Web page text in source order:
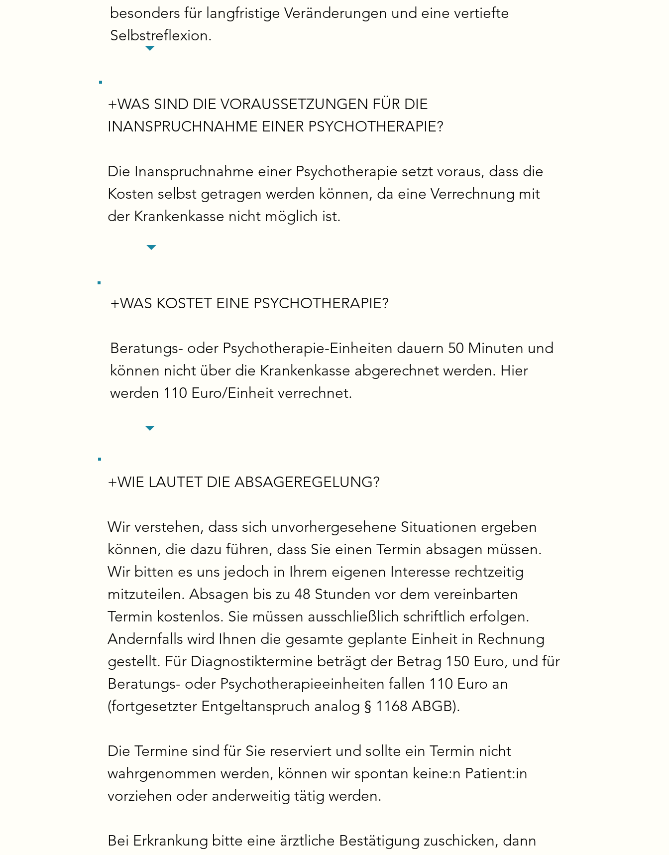
besonders für langfristige Veränderungen und eine vertiefte
Selbstreflexion.
+WAS SIND DIE VORAUSSETZUNGEN FÜR DIE
INANSPRUCHNAHME EINER PSYCHOTHERAPIE?
Die Inanspruchnahme einer Psychotherapie setzt voraus, dass die
Kosten selbst getragen werden können, da eine Verrechnung mit
der Krankenkasse nicht möglich ist.
+WAS KOSTET EINE PSYCHOTHERAPIE?
Beratungs- oder Psychotherapie-Einheiten dauern 50 Minuten und
können nicht über die Krankenkasse abgerechnet werden. Hier
werden 110 Euro/Einheit verrechnet.
+WIE LAUTET DIE ABSAGEREGELUNG?
Wir verstehen, dass sich unvorhergesehene Situationen ergeben
können, die dazu führen, dass Sie einen Termin absagen müssen.
Wir bitten es uns jedoch in Ihrem eigenen Interesse rechtzeitig
mitzuteilen. Absagen bis zu 48 Stunden vor dem vereinbarten
Termin kostenlos. Sie müssen ausschließlich schriftlich erfolgen.
Andernfalls wird Ihnen die gesamte geplante Einheit in Rechnung
gestellt. Für Diagnostiktermine beträgt der Betrag 150 Euro, und für
Beratungs- oder Psychotherapieeinheiten fallen 110 Euro an
(fortgesetzter Entgeltanspruch analog § 1168 ABGB).
Die Termine sind für Sie reserviert und sollte ein Termin nicht
wahrgenommen werden, können wir spontan keine:n Patient:in
vorziehen oder anderweitig tätig werden.
Bei Erkrankung bitte eine ärztliche Bestätigung zuschicken, dann